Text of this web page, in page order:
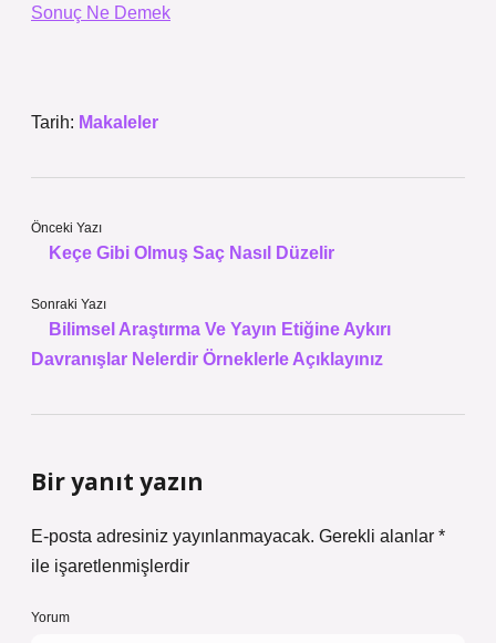
Sonuç Ne Demek
Tarih: Makaleler
Önceki Yazı
Keçe Gibi Olmuş Saç Nasıl Düzelir
Sonraki Yazı
Bilimsel Araştırma Ve Yayın Etiğine Aykırı
Davranışlar Nelerdir Örneklerle Açıklayınız
Bir yanıt yazın
E-posta adresiniz yayınlanmayacak. Gerekli alanlar *
ile işaretlenmişlerdir
Yorum